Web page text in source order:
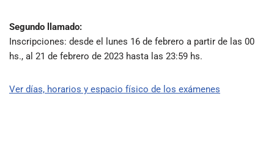
Segundo llamado:
Inscripciones: desde el lunes 16 de febrero a partir de las 00
hs., al 21 de febrero de 2023 hasta las 23:59 hs.
Ver días, horarios y espacio físico de los exámenes